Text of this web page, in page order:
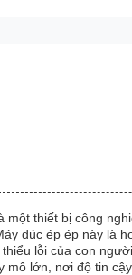
một thiết bị công
đúc ép ép này là
lỗi của con
lớn, nơi độ tin